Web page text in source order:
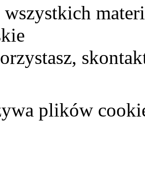
wszystkich
plików